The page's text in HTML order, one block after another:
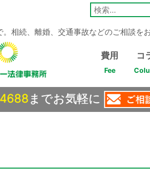
検
索:
相続、離婚、交通事故などのご相談を
費用
Fee
コ
までお気軽に